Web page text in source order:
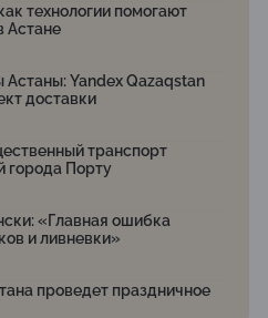
технологии помогают
Астане
Yandex Qazaqstan
доставки
транспорт
города Порту
«Главная ошибка
и ливневки»
проведет праздничное